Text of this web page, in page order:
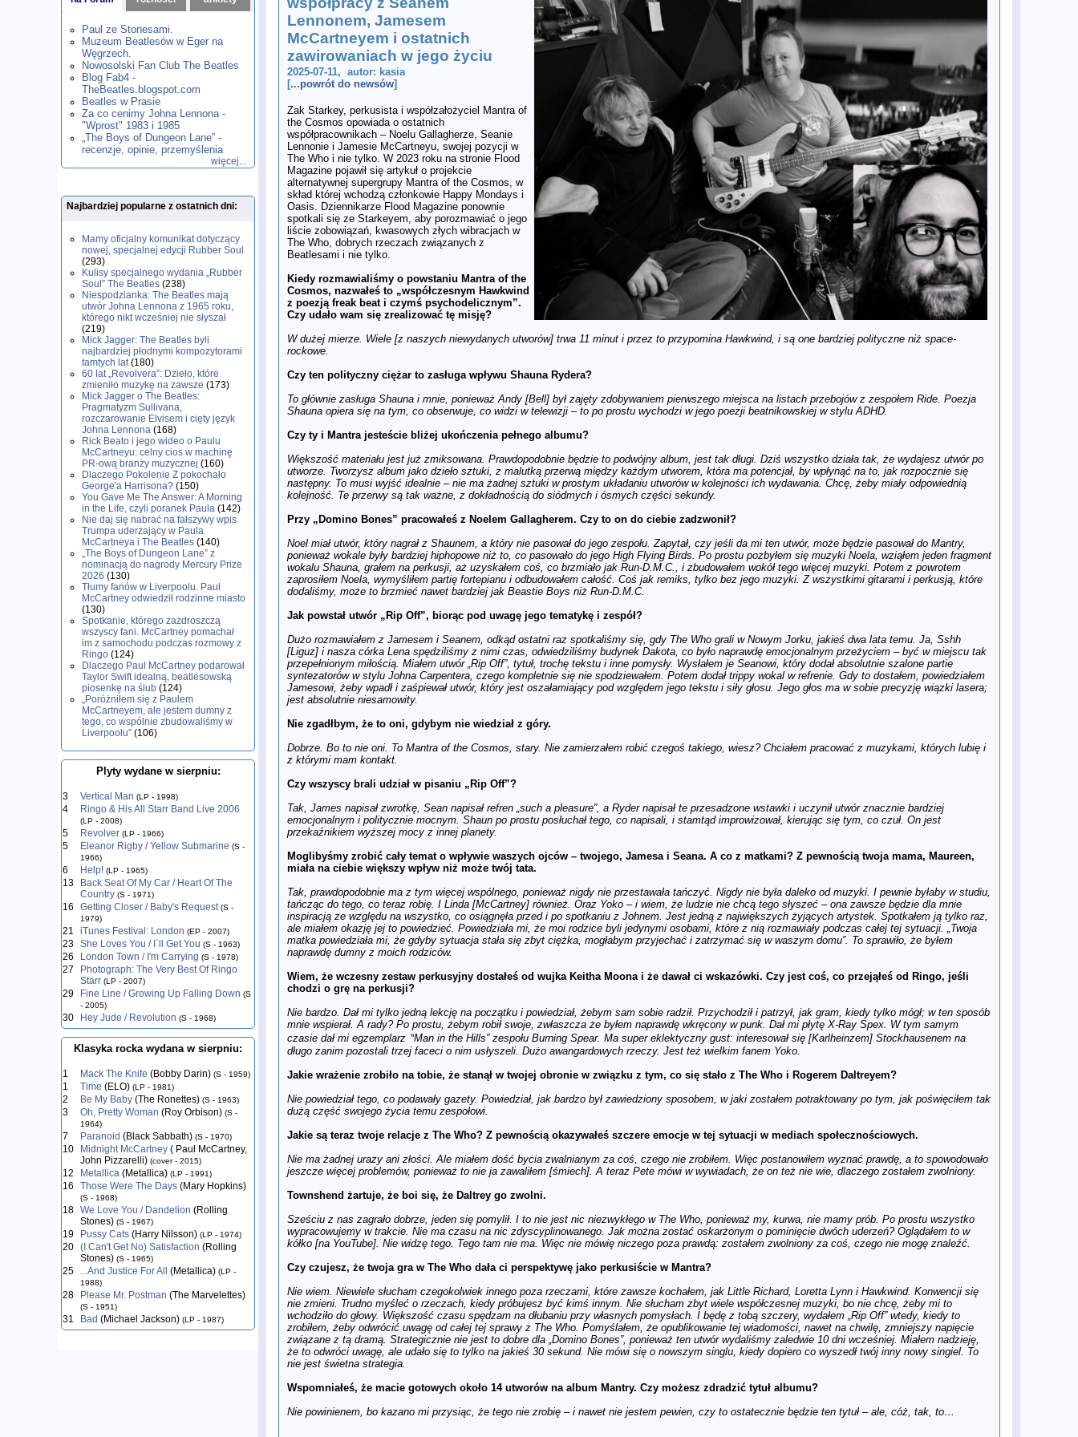
,1982,1983 ,1984,
1985, 1986,1987,1988
1990,1991 ,1992,1993 ,1994,
1995,1996, 1999
2000,2001,2002 ,2003,2004,
2005,2006, 2007
2010,2011,2012,2013,2014
2015,2016, 2017,
2020,2021,2022,2023,2024 ,
2025,2026
klasyka George'a Harrisona „Give
16 gru Mark Lewisohn dokonał kolejnego
odkrycia w sprawie Paula
McCartneya
15 gru
Paul McCartney wspomina Roba
Reinera
9 gru
Moje dwie rozmowy z Seanem Ono
Lennonem
8 gru
Fotograf Allan Tannenbaum
wspomina ostatnie tygodnie życia
Johna Lennona
6 gru
British Library zaprasza na „The
Beatles at Stowe School” – odsłuch i
spotkanie z gośćmi
4 gru
The Rest Is History: Kompletna
historia The Beatles z Conanem
O’Brienem
4 gru
The Rest Is History: Kompletna
historia The Beatles z Conanem
O’Brienem (Część II)
4 gru
Siostrzenica Pete'a Besta z
kluczową rolą w filmach o The
Beatles u Sama Mendesa
3 gru
MOJO śledzi kulisy powstania
albumu Rubber Soul zespołu The
Beatles
3 gru
Serial biograficzny o The Beatles
Ono Lennon zaprasza na wyjątkową
premierę
Ono autorstwa Davida Sheffa
26 lis
Dziewięć odkryć z nowego,
dziewiątego odcinka Antologii The
26 lis
Analiza odcinka Anthology 9.
Uwaga! Zawiera spoilery
26 lis
To miłość, która trwa wiecznie: Jak
"Anthology" zdefiniowało historię
The Beatles i muzyczne love story”
trafi w przyszłym tygodniu do
sprzedaży w Polsce
25 lis
The Long and Winding Road: Stuart
Maconie o tym, dlaczego nasze
(1968–1971) oczami Johna Kosha
21 lis
Gdzie jest „Carnival of Light”? Blaski
Beatlesów”. Kulisy nowego odcinka
Antologii i pożegnalnego singla
Czwórki z Liverpoolu
różnica w brzmieniu?
21 lis
Zaginiony rozdział Beatlesów –
21 lis
W listopadzie ukaże się zestaw
George Martin – The Velvet
Revolution: Sound Productions and
Impressionist Influences
20 lis
Rozszerzona kolekcja "Anthology"
to prawdziwa skarbnica
19 lis
„Thirty Three & 1/3”: George
Harrison wraca do formy
18 lis
Jools Holland: Człowiek, który
zadawał pytania
17 lis
The Beatles Anthology – Nowy
branży muzycznej przeciwko AI,
15 lis
Geniusz i kupa: Zemsta Paula
Beatlesach. Słynne przejście
13 lis
POKÓJ, MIŁOŚĆ I POP – Niezwykła
solowa passa Ringo Starra w latach
Lat Później
10 lis
Ranking GQ: Najlepsze piosenki
Paula McCartneya po rozpadzie
The Beatles
George i Ringo nie byli zachwyceni
Wings”
7 lis
Ukazuje się box set WINGS 2025 –
nowa kompilacja z 32 utworami.
7 lis
"Heaven" Jamesa McCartneya:
Niebiański hit czy piekielne
rozczarowanie?
4 lis
WINGS na nowo: Recenzja
ostatecznej składanki
Paul ze Stonesami.
Muzeum Beatlesów w Eger na
Węgrzech.
Nowosolski Fan Club The Beatles
Blog Fab4 -
TheBeatles.blogspot.com
Beatles w Prasie
Za co cenimy Johna Lennona -
"Wprost" 1983 i 1985
„The Boys of Dungeon Lane” -
recenzje, opinie, przemyślenia
więcej...
Najbardziej popularne z ostatnich dni:
Mamy oficjalny komunikat dotyczący
nowej, specjalnej edycji Rubber Soul
(293)
Kulisy specjalnego wydania „Rubber
Soul” The Beatles (238)
Niespodzianka: The Beatles mają
utwór Johna Lennona z 1965 roku,
którego nikt wcześniej nie słyszał
(219)
Mick Jagger: The Beatles byli
najbardziej płodnymi kompozytorami
tamtych lat(180)
60 lat „Revolvera”: Dzieło, które
zmieniło muzykę na zawsze (173)
Mick Jagger o The Beatles:
Pragmatyzm Sullivana,
rozczarowanie Elvisem i cięty język
Johna Lennona (168)
Rick Beato i jego wideo o Paulu
McCartneyu: celny cios w machinę
PR-ową branży muzycznej (160)
Dlaczego Pokolenie Z pokochało
George'a Harrisona? (150)
You Gave Me The Answer: A Morning
in the Life, czyli poranek Paula (142)
Nie daj się nabrać na fałszywy wpis
Trumpa uderzający w Paula
McCartneya i The Beatles (140)
„The Boys of Dungeon Lane” z
nominacją do nagrody Mercury Prize
2026 (130)
Tłumy fanów w Liverpoolu. Paul
McCartney odwiedził rodzinne miasto
(130)
Spotkanie, którego zazdroszczą
wszyscy fani. McCartney pomachał
im z samochodu podczas rozmowy z
Ringo (124)
Dlaczego Paul McCartney podarował
Taylor Swift idealną, beatlesowską
piosenkę na ślub (124)
„Poróżniłem się z Paulem
McCartneyem, ale jestem dumny z
tego, co wspólnie zbudowaliśmy w
Liverpoolu” (106)
Plyty wydane w sierpniu:
3 Vertical Man (LP - 1998)
4 Ringo & His All Starr Band Live 2006
(LP - 2008)
5 Revolver (LP - 1966)
5 Eleanor Rigby / Yellow Submarine (S -
1966)
6 Help! (LP - 1965)
13
Back Seat Of My Car / Heart Of The
Country (S - 1971)
16 Getting Closer / Baby's Request (S -
1979)
21 iTunes Festival: London (EP - 2007)
23 She Loves You / I`ll Get You (S - 1963)
26 London Town / I'm Carrying (S - 1978)
27
Photograph: The Very Best Of Ringo
Starr (LP - 2007)
29 Fine Line / Growing Up Falling Down (S
- 2005)
30 Hey Jude / Revolution (S - 1968)
Klasyka rocka wydana w sierpniu:
1 Mack The Knife (Bobby Darin) (S - 1959)
1 Time (ELO) (LP - 1981)
2 Be My Baby (The Ronettes) (S - 1963)
3 Oh, Pretty Woman (Roy Orbison) (S -
1964)
7 Paranoid (Black Sabbath) (S - 1970)
10 Midnight McCartney ( Paul McCartney,
John Pizzarelli) (cover - 2015)
12 Metallica (Metallica) (LP - 1991)
16 Those Were The Days (Mary Hopkins)
(S - 1968)
18 We Love You / Dandelion (Rolling
Stones) (S - 1967)
19 Pussy Cats (Harry Nilsson) (LP - 1974)
20 (I Can't Get No) Satisfaction (Rolling
Stones) (S - 1965)
25 ...And Justice For All (Metallica) (LP -
1988)
28 Please Mr. Postman (The Marvelettes)
(S - 1951)
31 Bad (Michael Jackson) (LP - 1987)
Lennonem, Jamesem
McCartneyem i ostatnich
zawirowaniach w jego życiu
2025-07-11, autor: kasia
[...powrót do newsów]
Zak Starkey, perkusista i współzałożyciel Mantra of
the Cosmos opowiada o ostatnich
współpracownikach – Noelu Gallagherze, Seanie
Lennonie i Jamesie McCartneyu, swojej pozycji w
The Who i nie tylko. W 2023 roku na stronie Flood
Magazine pojawił się artykuł o projekcie
alternatywnej supergrupy Mantra of the Cosmos, w
skład której wchodzą członkowie Happy Mondays i
Oasis. Dziennikarze Flood Magazine ponownie
spotkali się ze Starkeyem, aby porozmawiać o jego
liście zobowiązań, kwasowych złych wibracjach w
The Who, dobrych rzeczach związanych z
Beatlesami i nie tylko.
Kiedy rozmawialiśmy o powstaniu Mantra of the
Cosmos, nazwałeś to „współczesnym Hawkwind
z poezją freak beat i czymś psychodelicznym”.
Czy udało wam się zrealizować tę misję?
W dużej mierze. Wiele [z naszych niewydanych utworów] trwa 11 minut i przez to przypomina Hawkwind, i są one bardziej polityczne niż space-
rockowe.
Czy ten polityczny ciężar to zasługa wpływu Shauna Rydera?
To głównie zasługa Shauna i mnie, ponieważ Andy [Bell] był zajęty zdobywaniem pierwszego miejsca na listach przebojów z zespołem Ride. Poezja
Shauna opiera się na tym, co obserwuje, co widzi w telewizji – to po prostu wychodzi w jego poezji beatnikowskiej w stylu ADHD.
Czy ty i Mantra jesteście bliżej ukończenia pełnego albumu?
Większość materiału jest już zmiksowana. Prawdopodobnie będzie to podwójny album, jest tak długi. Dziś wszystko działa tak, że wydajesz utwór po
utworze. Tworzysz album jako dzieło sztuki, z malutką przerwą między każdym utworem, która ma potencjał, by wpłynąć na to, jak rozpocznie się
następny. To musi wyjść idealnie – nie ma żadnej sztuki w prostym układaniu utworów w kolejności ich wydawania. Chcę, żeby miały odpowiednią
kolejność. Te przerwy są tak ważne, z dokładnością do siódmych i ósmych części sekundy.
Przy „Domino Bones” pracowałeś z Noelem Gallagherem. Czy to on do ciebie zadzwonił?
Noel miał utwór, który nagrał z Shaunem, a który nie pasował do jego zespołu. Zapytał, czy jeśli da mi ten utwór, może będzie pasował do Mantry,
ponieważ wokale były bardziej hiphopowe niż to, co pasowało do jego High Flying Birds. Po prostu pozbyłem się muzyki Noela, wziąłem jeden fragment
wokalu Shauna, grałem na perkusji, aż uzyskałem coś, co brzmiało jak Run-D.M.C., i zbudowałem wokół tego więcej muzyki. Potem z powrotem
zaprosiłem Noela, wymyśliłem partię fortepianu i odbudowałem całość. Coś jak remiks, tylko bez jego muzyki. Z wszystkimi gitarami i perkusją, które
dodaliśmy, może to brzmieć nawet bardziej jak Beastie Boys niż Run-D.M.C.
Jak powstał utwór „Rip Off”, biorąc pod uwagę jego tematykę i zespół?
Dużo rozmawiałem z Jamesem i Seanem, odkąd ostatni raz spotkaliśmy się, gdy The Who grali w Nowym Jorku, jakieś dwa lata temu. Ja, Sshh
[Liguz] i nasza córka Lena spędziliśmy z nimi czas, odwiedziliśmy budynek Dakota, co było naprawdę emocjonalnym przeżyciem – być w miejscu tak
przepełnionym miłością. Miałem utwór „Rip Off”, tytuł, trochę tekstu i inne pomysły. Wysłałem je Seanowi, który dodał absolutnie szalone partie
syntezatorów w stylu Johna Carpentera, czego kompletnie się nie spodziewałem. Potem dodał trippy wokal w refrenie. Gdy to dostałem, powiedziałem
Jamesowi, żeby wpadł i zaśpiewał utwór, który jest oszałamiający pod względem jego tekstu i siły głosu. Jego głos ma w sobie precyzję wiązki lasera;
jest absolutnie niesamowity.
Nie zgadłbym, że to oni, gdybym nie wiedział z góry.
Dobrze. Bo to nie oni. To Mantra of the Cosmos, stary. Nie zamierzałem robić czegoś takiego, wiesz? Chciałem pracować z muzykami, których lubię i
z którymi mam kontakt.
Czy wszyscy brali udział w pisaniu „Rip Off”?
Tak, James napisał zwrotkę, Sean napisał refren „such a pleasure”, a Ryder napisał te przesadzone wstawki i uczynił utwór znacznie bardziej
emocjonalnym i politycznie mocnym. Shaun po prostu posłuchał tego, co napisali, i stamtąd improwizował, kierując się tym, co czuł. On jest
przekaźnikiem wyższej mocy z innej planety.
Moglibyśmy zrobić cały temat o wpływie waszych ojców – twojego, Jamesa i Seana. A co z matkami? Z pewnością twoja mama, Maureen,
miała na ciebie większy wpływ niż może twój tata.
Tak, prawdopodobnie ma z tym więcej wspólnego, ponieważ nigdy nie przestawała tańczyć. Nigdy nie była daleko od muzyki. I pewnie byłaby w studiu,
tańcząc do tego, co teraz robię. I Linda [McCartney] również. Oraz Yoko – i wiem, że ludzie nie chcą tego słyszeć – ona zawsze będzie dla mnie
inspiracją ze względu na wszystko, co osiągnęła przed i po spotkaniu z Johnem. Jest jedną z największych żyjących artystek. Spotkałem ją tylko raz,
ale miałem okazję jej to powiedzieć. Powiedziała mi, że moi rodzice byli jedynymi osobami, które z nią rozmawiały podczas całej tej sytuacji. „Twoja
matka powiedziała mi, że gdyby sytuacja stała się zbyt ciężka, mogłabym przyjechać i zatrzymać się w waszym domu”. To sprawiło, że byłem
naprawdę dumny z moich rodziców.
Wiem, że wczesny zestaw perkusyjny dostałeś od wujka Keitha Moona i że dawał ci wskazówki. Czy jest coś, co przejąłeś od Ringo, jeśli
chodzi o grę na perkusji?
Nie bardzo. Dał mi tylko jedną lekcję na początku i powiedział, żebym sam sobie radził. Przychodził i patrzył, jak gram, kiedy tylko mógł; w ten sposób
mnie wspierał. A rady? Po prostu, żebym robił swoje, zwłaszcza że byłem naprawdę wkręcony w punk. Dał mi płytę X-Ray Spex. W tym samym
czasie dał mi egzemplarz ‶Man in the Hills” zespołu Burning Spear. Ma super eklektyczny gust: interesował się [Karlheinzem] Stockhausenem na
długo zanim pozostali trzej faceci o nim usłyszeli. Dużo awangardowych rzeczy. Jest też wielkim fanem Yoko.
Jakie wrażenie zrobiło na tobie, że stanął w twojej obronie w związku z tym, co się stało z The Who i Rogerem Daltreyem?
Nie powiedział tego, co podawały gazety. Powiedział, jak bardzo był zawiedziony sposobem, w jaki zostałem potraktowany po tym, jak poświęciłem tak
dużą część swojego życia temu zespołowi.
Jakie są teraz twoje relacje z The Who? Z pewnością okazywałeś szczere emocje w tej sytuacji w mediach społecznościowych.
Nie ma żadnej urazy ani złości. Ale miałem dość bycia zwalnianym za coś, czego nie zrobiłem. Więc postanowiłem wyznać prawdę, a to spowodowało
jeszcze więcej problemów, ponieważ to nie ja zawaliłem [śmiech]. A teraz Pete mówi w wywiadach, że on też nie wie, dlaczego zostałem zwolniony.
Townshend żartuje, że boi się, że Daltrey go zwolni.
Sześciu z nas zagrało dobrze, jeden się pomylił. I to nie jest nic niezwykłego w The Who, ponieważ my, kurwa, nie mamy prób. Po prostu wszystko
wypracowujemy w trakcie. Nie ma czasu na nic zdyscyplinowanego. Jak można zostać oskarżonym o pominięcie dwóch uderzeń? Oglądałem to w
kółko [na YouTube]. Nie widzę tego. Tego tam nie ma. Więc nie mówię niczego poza prawdą: zostałem zwolniony za coś, czego nie mogę znaleźć.
Czy czujesz, że twoja gra w The Who dała ci perspektywę jako perkusiście w Mantra?
Nie wiem. Niewiele słucham czegokolwiek innego poza rzeczami, które zawsze kochałem, jak Little Richard, Loretta Lynn i Hawkwind. Konwencji się
nie zmieni. Trudno myśleć o rzeczach, kiedy próbujesz być kimś innym. Nie słucham zbyt wiele współczesnej muzyki, bo nie chcę, żeby mi to
wchodziło do głowy. Większość czasu spędzam na dłubaniu przy własnych pomysłach. I będę z tobą szczery, wydałem „Rip Off” wtedy, kiedy to
zrobiłem, żeby odwrócić uwagę od całej tej sprawy z The Who. Pomyślałem, że opublikowanie tej wiadomości, nawet na chwilę, zmniejszy napięcie
związane z tą dramą. Strategicznie nie jest to dobre dla „Domino Bones”, ponieważ ten utwór wydaliśmy zaledwie 10 dni wcześniej. Miałem nadzieję,
że to odwróci uwagę, ale udało się to tylko na jakieś 30 sekund. Nie mówi się o nowszym singlu, kiedy dopiero co wyszedł twój inny nowy singiel. To
nie jest świetna strategia.
Wspomniałeś, że macie gotowych około 14 utworów na album Mantry. Czy możesz zdradzić tytuł albumu?
Nie powinienem, bo kazano mi przysiąc, że tego nie zrobię – i nawet nie jestem pewien, czy to ostatecznie będzie ten tytuł – ale, cóż, tak, to…